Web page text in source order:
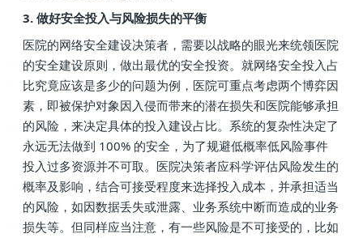
3. 做好安全投入与风险损失的平衡
医院的网络安全建设决策者，需要以战略的眼光来统领医院
的安全建设原则，做出最优的安全投资。就网络安全投入占
比究竟应该是多少的问题为例，医院可重点考虑两个博弈因
素，即被保护对象因入侵而带来的潜在损失和医院能够承担
的风险，来决定具体的投入建设占比。系统的复杂性决定了
永远无法做到 100% 的安全，为了规避低概率低风险事件
投入过多资源并不可取。医院决策者应科学评估风险发生的
概率及影响，结合可接受程度来选择投入成本，并承担适当
的风险，如因数据丢失或泄露、业务系统中断而造成的业务
损失等。但同样应当注意，有一些风险是不可接受的，比如